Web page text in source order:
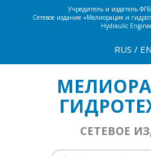
Учредитель и издатель
Сетевое издание «Мелиорация и
Hydraulic
RUS /
СЕТЕВОЕ